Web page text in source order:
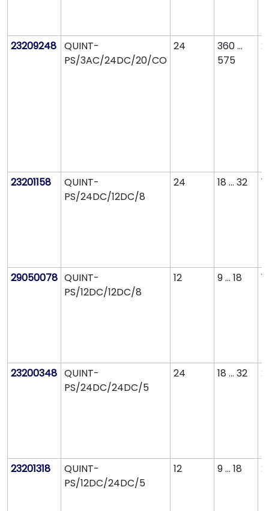
23209248 QUINT-
PS/3AC/24DC/20/CO
24
360 ...
575
23201158
QUINT-
PS/24DC/12DC/8
24 18 ... 32 12
29050078 QUINT-
PS/12DC/12DC/8
12 9 ... 18 12
23200348 QUINT-
PS/24DC/24DC/5
24 18 ... 32
23201318
QUINT-
PS/12DC/24DC/5
12 9 ... 18